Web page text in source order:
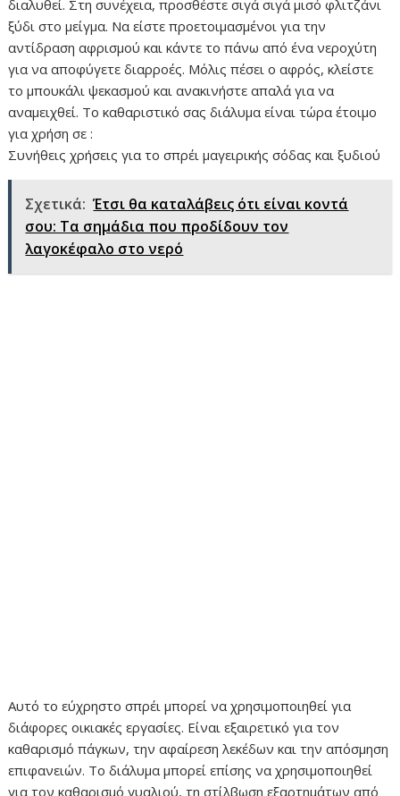
διαλυθεί. Στη συνέχεια, προσθέστε σιγά σιγά μισό φλιτζάνι
ξύδι στο μείγμα. Να είστε προετοιμασμένοι για την
αντίδραση αφρισμού και κάντε το πάνω από ένα νεροχύτη
για να αποφύγετε διαρροές. Μόλις πέσει ο αφρός, κλείστε
το μπουκάλι ψεκασμού και ανακινήστε απαλά για να
αναμειχθεί. Το καθαριστικό σας διάλυμα είναι τώρα έτοιμο
για χρήση σε :
Συνήθεις χρήσεις για το σπρέι μαγειρικής σόδας και ξυδιού
Σχετικά: Έτσι θα καταλάβεις ότι είναι κοντά
σου: Τα σημάδια που προδίδουν τον
λαγοκέφαλο στο νερό
Αυτό το εύχρηστο σπρέι μπορεί να χρησιμοποιηθεί για
διάφορες οικιακές εργασίες. Είναι εξαιρετικό για τον
καθαρισμό πάγκων, την αφαίρεση λεκέδων και την απόσμηση
επιφανειών. Το διάλυμα μπορεί επίσης να χρησιμοποιηθεί
για τον καθαρισμό γυαλιού, τη στίλβωση εξαρτημάτων από